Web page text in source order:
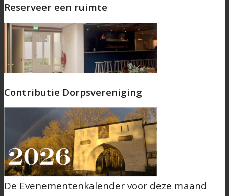
Reserveer een ruimte
Contributie Dorpsvereniging
De Evenementenkalender voor deze maand